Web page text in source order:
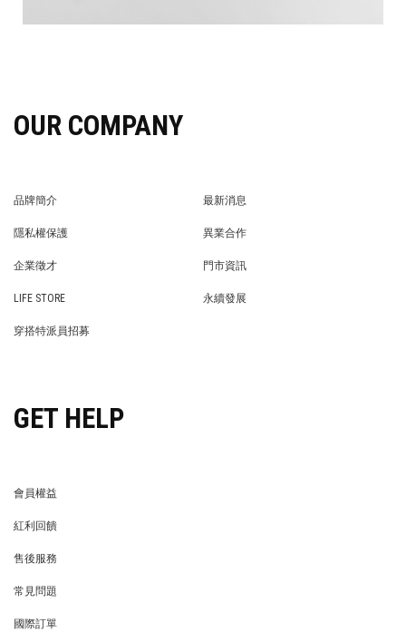
OUR COMPANY
品牌簡介
最新消息
隱私權保護
異業合作
企業徵才
門市資訊
LIFE STORE
永續發展
穿搭特派員招募
GET HELP
會員權益
紅利回饋
售後服務
常見問題
國際訂單